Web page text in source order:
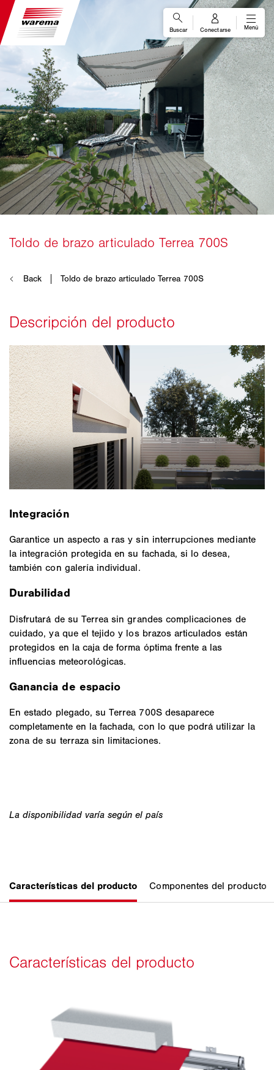
Integración
Garantice un aspecto a ras y sin interrupciones mediante
la integración protegida en su fachada, si lo desea,
también con galería individual.
Durabilidad
Disfrutará de su Terrea sin grandes complicaciones de
cuidado, ya que el tejido y los brazos articulados están
protegidos en la caja de forma óptima frente a las
influencias meteorológicas.
Ganancia de espacio
En estado plegado, su Terrea 700S desaparece
completamente en la fachada, con lo que podrá utilizar la
zona de su terraza sin limitaciones.